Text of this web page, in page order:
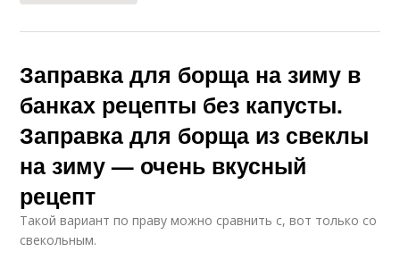
Заправка для борща на зиму в
банках рецепты без капусты.
Заправка для борща из свеклы
на зиму — очень вкусный
рецепт
Такой вариант по праву можно сравнить с, вот только со
свекольным.